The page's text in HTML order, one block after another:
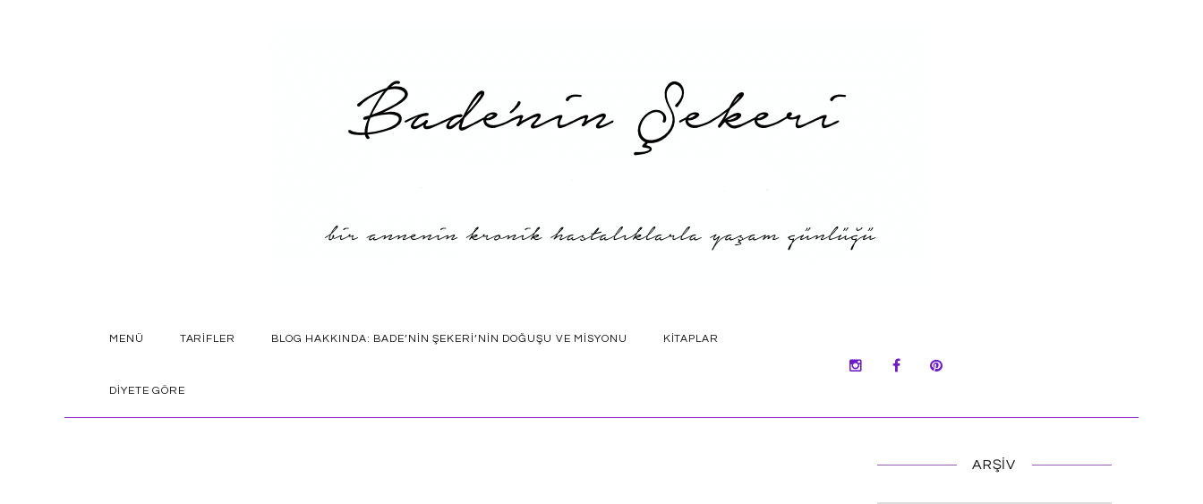
SKIPMENÜ TARIFLER BLOG HAKKINDA: BADE’NIN ŞEKERI’NIN DOĞUŞU VE MISYONU KITAPLAR
DIYETE GÖRE
ARŞIV